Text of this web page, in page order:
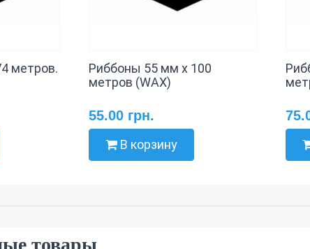
метров.
Риббоны 55 мм х 100
метров (WAX)
55.00 грн.
В корзину
товары